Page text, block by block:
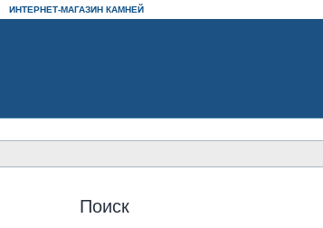
ИНТЕРНЕТ-МАГАЗИН КАМНЕЙ
Поиск